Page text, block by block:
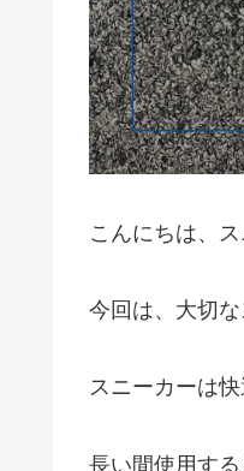
こんにちは、
今回は、大切
スニーカーは
長い間使用す